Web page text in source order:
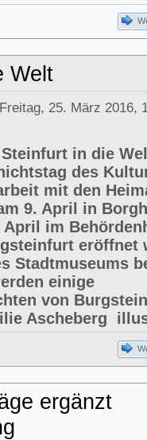
Welt
25. März 2016,
in die
des
mit den
9. April in
im
eröffnet
Stadtmuseums
einige
von
Ascheberg
ergänzt